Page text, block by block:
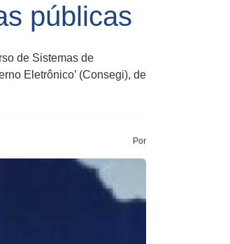
públicas
de Sistemas de
Eletrônico’ (Consegi), de
Por